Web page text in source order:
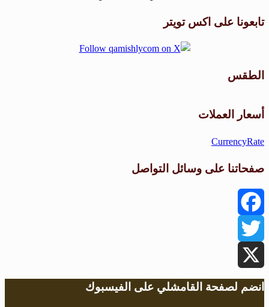
تابعونا على اكس تويتر
الطقس
أسعار العملات
CurrencyRate
صفحاتنا على وسائل التواصل
Facebook
Twitter
X
انضم لصفحة القامشلي على الفيسبوك